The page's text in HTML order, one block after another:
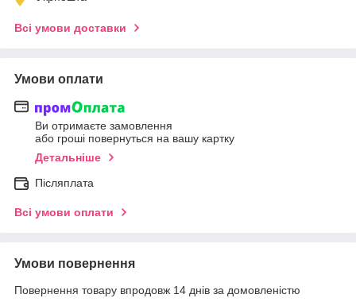
Всі умови доставки
Умови оплати
Ви отримаєте замовлення
або гроші повернуться на вашу картку
Детальніше
Післяплата
Всі умови оплати
Умови повернення
Повернення товару впродовж 14 днів за домовленістю